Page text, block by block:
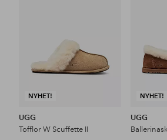
NYHET!
UGG
Tofflor W Scuffette II
NYHET!
UGG